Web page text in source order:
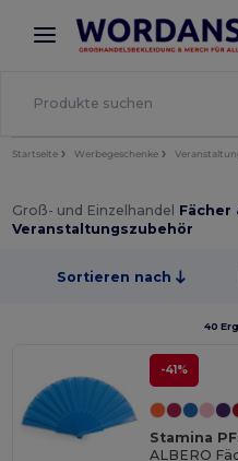
× Wordans App
Bessere Preise in der
Startseite Werbegeschenke
Groß- und Einzelhandel Fächer
Veranstaltungszubehör
Sortieren nach
40
-41%
Stamina